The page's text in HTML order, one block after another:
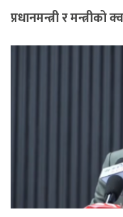
प्रधानमन्त्री र